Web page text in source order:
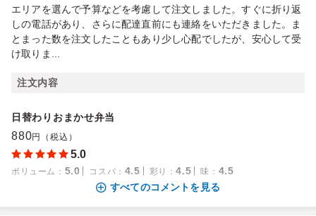
エリアを選んで予算などを考慮して注文しました。すぐに折り返
しの電話があり、さらに配達直前にも連絡をいただきました。ま
とまった数を注文したこともあり少し心配でしたが、安心して受
け取りま...
注文内容
日替わりおまかせ弁当
880円（税込）
5.0
ボリューム ： 5.0 コスパ ： 4.5 彩り ：4.5 味 ： 4.5
すべてのコメントを見る